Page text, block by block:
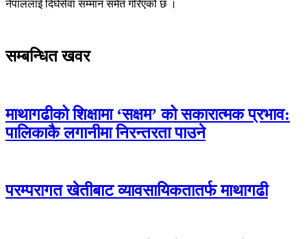
नेपाललाई दिर्घसेवा सम्मान समेत गरिएको छ ।
सम्बन्धित खवर
माथागढीको शिक्षामा ‘सक्षम’ को सकारात्मक प्रभाव:
पालिकाकै लगानीमा निरन्तरता पाउने
परम्परागत खेतीबाट व्यावसायिकतातर्फ माथागढी